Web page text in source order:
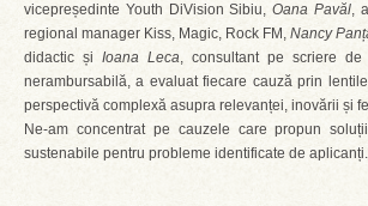
vicepreședinte Youth DiVision Sibiu, Oana Pavăl,
regional manager Kiss, Magic, Rock FM, Nancy
didactic și Ioana Leca, consultant pe scriere de
nerambursabilă, a evaluat fiecare cauză prin
perspectivă complexă asupra relevanței, inovării și
Ne-am concentrat pe cauzele care propun
sustenabile pentru probleme identificate de aplicanți.